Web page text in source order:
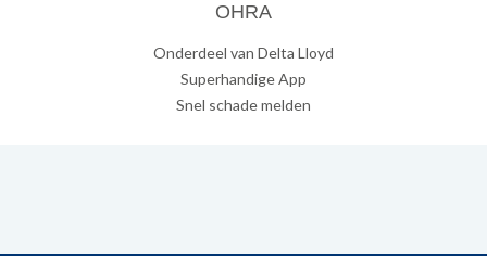
OHRA
Onderdeel van Delta Lloyd
Superhandige App
Snel schade melden